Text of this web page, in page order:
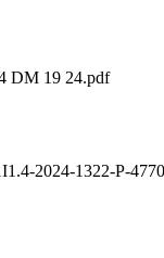
DM 19 24.pdf
2024-1322-P-